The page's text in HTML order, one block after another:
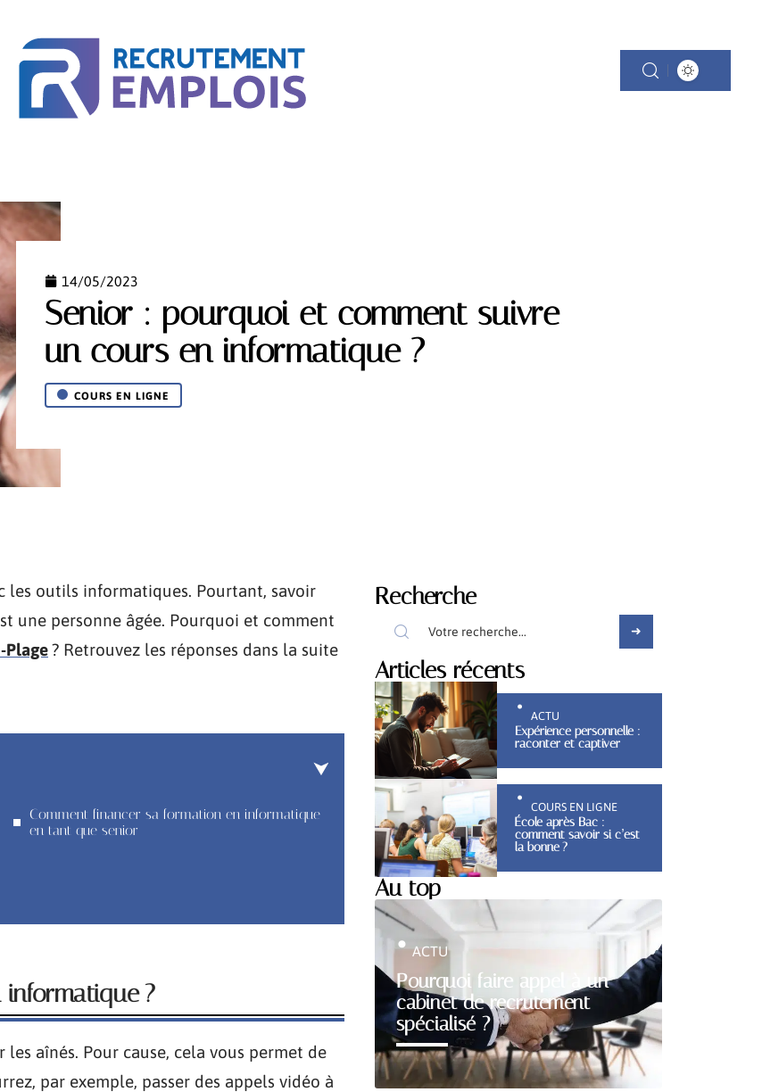
14/05/2023
Senior : pourquoi et comment suivre
un cours en informatique ?
COURS EN LIGNE
les outils informatiques. Pourtant, savoir
une personne âgée. Pourquoi et comment
Plage? Retrouvez les réponses dans la suite
Comment financer sa formation en informatique
en tant que senior
?
aînés. Pour cause, cela vous permet de
par exemple, passer des appels vidéo à
Recherche
Articles récents
ACTU
Expérience personnelle :
raconter et captiver
COURS EN LIGNE
École après Bac :
comment savoir si c’est
la bonne ?
Au top
Pourquoi faire appel à un
cabinet de recrutement
spécialisé ?
ACTU